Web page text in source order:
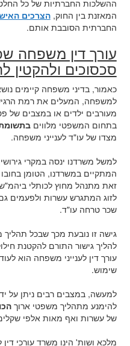
ההשלכות החברתיות של כל
המאזנת בין החוק,הצרכים
החברתית הסובבת אותם.
עורך דין משפחה
סכסוכים ולהקטין
כאמור, בדיני משפחה קיימים
למשפחה, המעלים את רמת
מעורבים ילדים או במצבים של
בתחום המשפטי מלוויםבתשומת
מצדו של עו"ד לענייני משפחה.
למשל משרדנו ינסה במקרי
המתקיים במשרדנו, הטומן בחובו
זאת מתנהל מחוץ לכותלי
לזוג המתגרש עשרות ולפעמים
שכר טרחה עו"ד.
גישה זו נובעת מכך שבכל תהליך
להליך גישור התורם להקטנת
עורך דין לענייני משפחה הוא
שימוש.
למעשה, במצבים רבים ניתן על
להימנע מתהליך משפטי ארוך
של עשרות ואף מאות אלפי
מלכא ושות' הינו משרד עורכי